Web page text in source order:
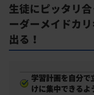
生徒にピッタリ
ーダーメイドカ
出る！
学習計画を自分
けに集中できるよ